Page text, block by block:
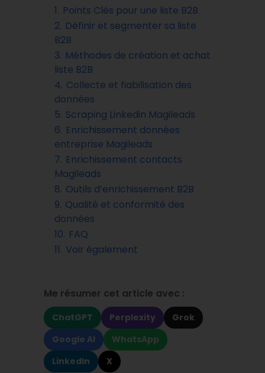
1. Points Clés pour une liste B2B
2. Définir et segmenter sa liste
B2B
3. Méthodes de création et achat
liste B2B
4. Collecte et fiabilisation des
données
5. Scraping Linkedin Magileads
6. Enrichissement données
entreprise Magileads
7. Enrichissement contacts
Magileads
8. Outils d’enrichissement B2B
9. Qualité et conformité des
données
10. FAQ
11. Voir également
Me résumer cet article avec :
ChatGPT Perplexity
Grok
Google AI
WhatsApp
LinkedIn
X